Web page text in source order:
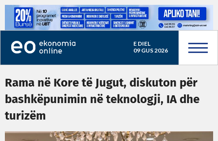
E DIEL
09 GUS 2026
Rama në Kore të Jugut, diskuton për
bashkëpunimin në teknologji, IA dhe
turizëm